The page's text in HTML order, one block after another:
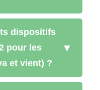
dispositifs
pour les
et vient) ?
▼